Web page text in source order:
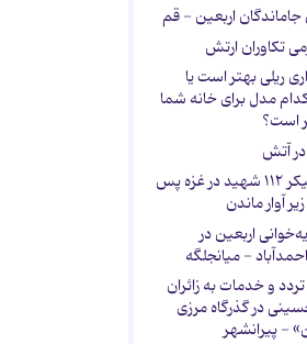
جاماندگان اربعین - قم
تکاوران ارتش
ریلی بهتر است یا
مدل برای خانه شما
است؟
در آتش
تشییع پیکر ۱۱۲ شهید در غزه پس
اربعین در
- میانجلگه
و خدمات به زائران
در گذرگاه مرزی
- پیرانشهر